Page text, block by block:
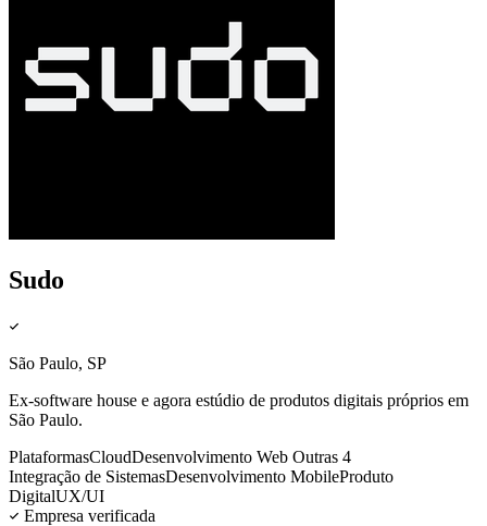
Sudo
São Paulo, SP
Ex-software house e agora estúdio de produtos digitais próprios em
São Paulo.
PlataformasCloudDesenvolvimento Web Outras 4
Integração de SistemasDesenvolvimento MobileProduto
DigitalUX/UI
Empresa verificada